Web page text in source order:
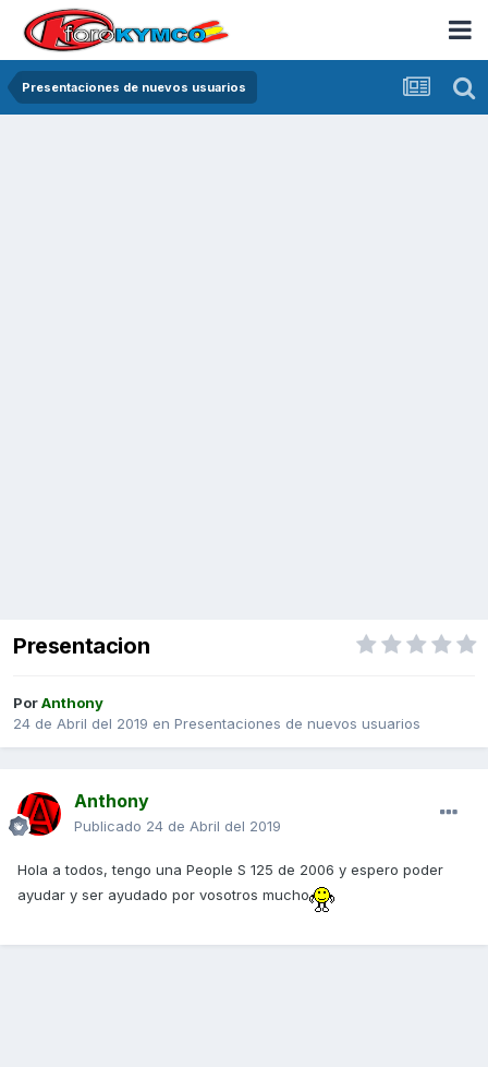
Presentaciones de nuevos usuarios
Presentacion
PorAnthony
24 de Abril del 2019 en Presentaciones de nuevos usuarios
Anthony
Publicado 24 de Abril del 2019
Hola a todos, tengo una People S 125 de 2006 y espero poder
ayudar y ser ayudado por vosotros mucho